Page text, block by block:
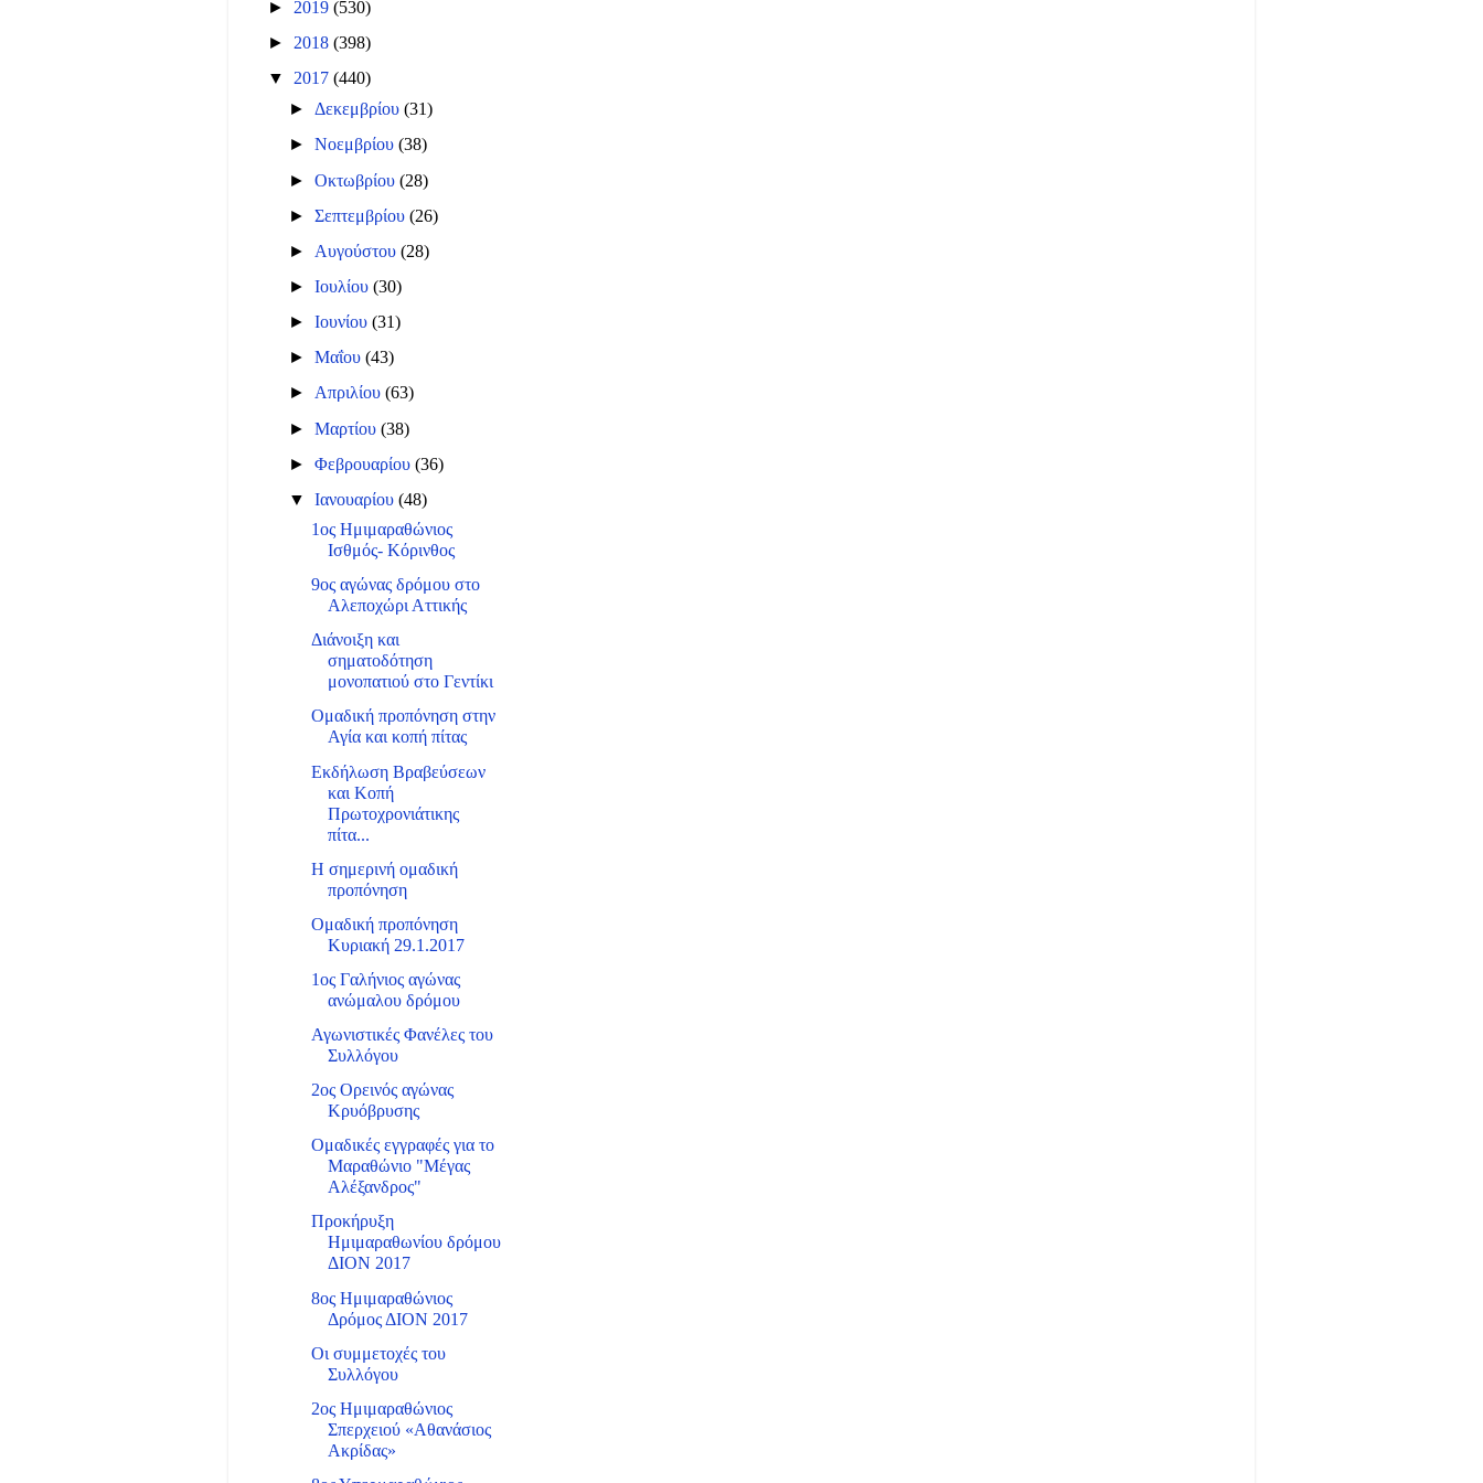
► 2019 (530)
► 2018 (398)
▼ 2017 (440)
► Δεκεμβρίου(31)
►Νοεμβρίου(38)
►Οκτωβρίου(28)
►Σεπτεμβρίου(26)
► Αυγούστου(28)
►Ιουλίου(30)
►Ιουνίου(31)
►Μαΐου(43)
► Απριλίου(63)
►Μαρτίου(38)
►Φεβρουαρίου(36)
▼Ιανουαρίου(48)
1ος Ημιμαραθώνιος
Ισθμός- Κόρινθος
9ος αγώνας δρόμου στο
Αλεποχώρι Αττικής
Διάνοιξη και
σηματοδότηση
μονοπατιού στο Γεντίκι
Ομαδική προπόνηση στην
Αγία και κοπή πίτας
Εκδήλωση Βραβεύσεων
και Κοπή
Πρωτοχρονιάτικης
πίτα...
Η σημερινή ομαδική
προπόνηση
Ομαδική προπόνηση
Κυριακή 29.1.2017
1ος Γαλήνιος αγώνας
ανώμαλου δρόμου
Αγωνιστικές Φανέλες του
Συλλόγου
2ος Ορεινός αγώνας
Κρυόβρυσης
Ομαδικές εγγραφές για το
Μαραθώνιο "Μέγας
Αλέξανδρος"
Προκήρυξη
Ημιμαραθωνίου δρόμου
ΔΙΟΝ 2017
8ος Ημιμαραθώνιος
Δρόμος ΔΙΟΝ 2017
Οι συμμετοχές του
Συλλόγου
2ος Ημιμαραθώνιος
Σπερχειού «Αθανάσιος
Ακρίδας»